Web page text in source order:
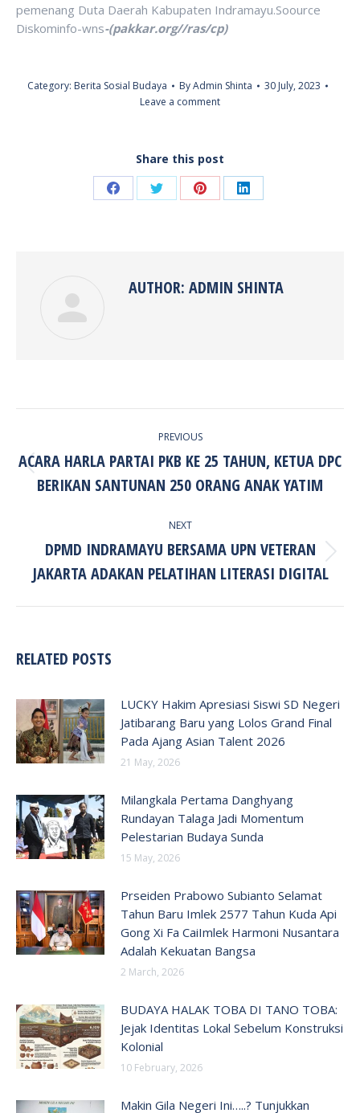
pemenang Duta Daerah Kabupaten Indramayu.Soource
Diskominfo-wns-(pakkar.org//ras/cp)
Category: Berita Sosial Budaya ByAdmin Shinta
30 July, 2023
Leave a comment
Share this post
Share Share Share Share
AUTHOR: ADMIN SHINTA
PREVIOUS
Previous
post:
ACARA HARLA PARTAI PKB KE 25 TAHUN, KETUA DPC
BERIKAN SANTUNAN 250 ORANG ANAK YATIM
NEXT
Next
post:
DPMD INDRAMAYU BERSAMA UPN VETERAN
JAKARTA ADAKAN PELATIHAN LITERASI DIGITAL
RELATED POSTS
LUCKY Hakim Apresiasi Siswi SD Negeri
Jatibarang Baru yang Lolos Grand Final
Pada Ajang Asian Talent 2026
21 May, 2026
Milangkala Pertama Danghyang
Rundayan Talaga Jadi Momentum
Pelestarian Budaya Sunda
15 May, 2026
Prseiden Prabowo Subianto Selamat
Tahun Baru Imlek 2577 Tahun Kuda Api
Gong Xi Fa CaiImlek Harmoni Nusantara
Adalah Kekuatan Bangsa
2 March, 2026
BUDAYA HALAK TOBA DI TANO TOBA:
Jejak Identitas Lokal Sebelum Konstruksi
Kolonial
10 February, 2026
Makin Gila Negeri Ini…..? Tunjukkan